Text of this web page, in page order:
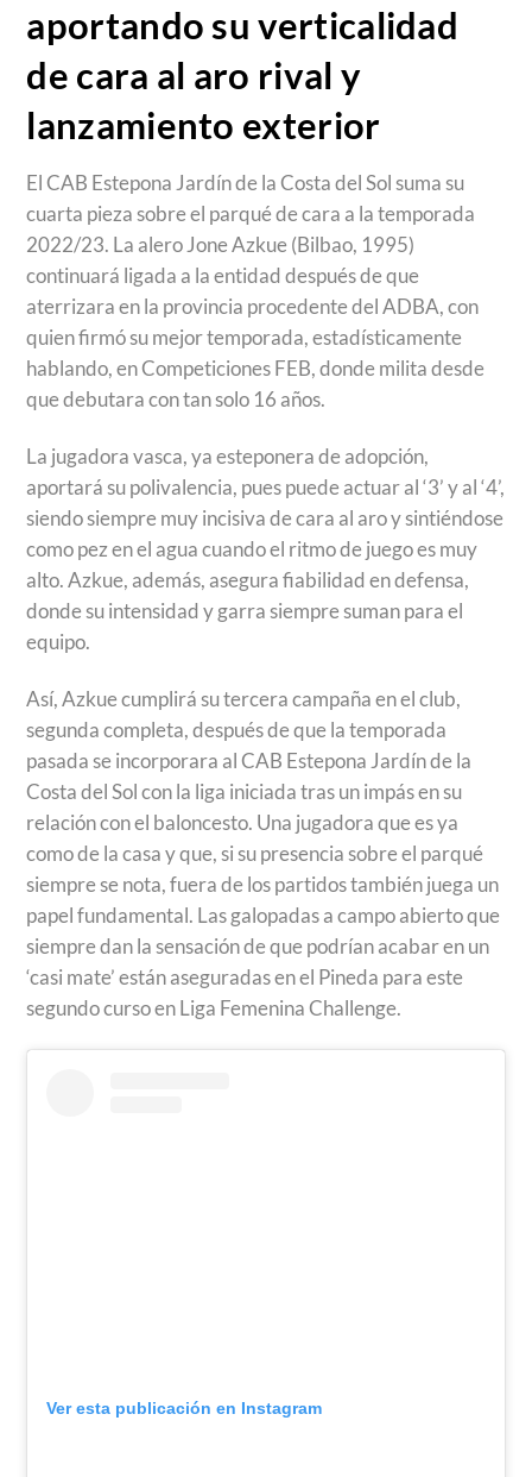
aportando su verticalidad
de cara al aro rival y
lanzamiento exterior
El CAB Estepona Jardín de la Costa del Sol suma su
cuarta pieza sobre el parqué de cara a la temporada
2022/23. La alero Jone Azkue (Bilbao, 1995)
continuará ligada a la entidad después de que
aterrizara en la provincia procedente del ADBA, con
quien firmó su mejor temporada, estadísticamente
hablando, en Competiciones FEB, donde milita desde
que debutara con tan solo 16 años.
La jugadora vasca, ya esteponera de adopción,
aportará su polivalencia, pues puede actuar al ‘3’ y al ‘4’,
siendo siempre muy incisiva de cara al aro y sintiéndose
como pez en el agua cuando el ritmo de juego es muy
alto. Azkue, además, asegura fiabilidad en defensa,
donde su intensidad y garra siempre suman para el
equipo.
Así, Azkue cumplirá su tercera campaña en el club,
segunda completa, después de que la temporada
pasada se incorporara al CAB Estepona Jardín de la
Costa del Sol con la liga iniciada tras un impás en su
relación con el baloncesto. Una jugadora que es ya
como de la casa y que, si su presencia sobre el parqué
siempre se nota, fuera de los partidos también juega un
papel fundamental. Las galopadas a campo abierto que
siempre dan la sensación de que podrían acabar en un
‘casi mate’ están aseguradas en el Pineda para este
segundo curso en Liga Femenina Challenge.
Ver esta publicación en Instagram